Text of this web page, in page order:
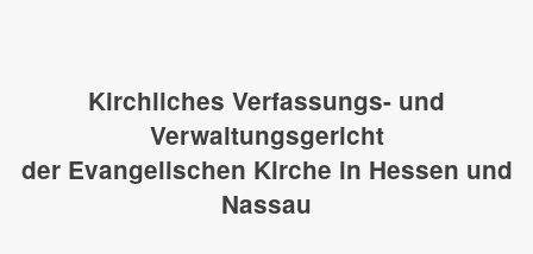
Kirchliches Verfassungs- und
Verwaltungsgericht
der Evangelischen Kirche in Hessen und
Nassau